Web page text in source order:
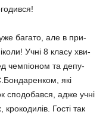
багато, але в при­
Учні 8 класу хви­
чемпіоном та депу­
які
сподобався, адже учні
Гості так